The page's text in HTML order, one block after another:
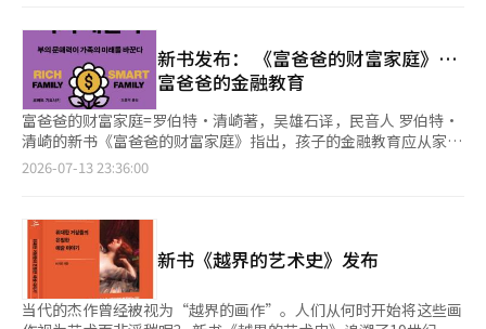
公关协会名誉会长金周浩强调，公关专家们超越了组织宣传，关注
了地方这一公共议题的意义。蓝点AI的金京达董事表示：“地方是
未来需要重新解读和连接的媒体资产。” 与此同时，作者们将于
26日在首尔钟路的朝鲜沙龙举行读书会，分享《地方转型》的主要
内容和创作过程。※ 本报道经人工智能（AI）系统翻译与编辑。
无论是否有人关注，生姜花在时机成熟时依然会绽放，象征着人生
的重生；而月见草和蛾子则提醒我们每一个生命都是珍贵的。此
外，书中提到，像泡好的绿茶一样，静谧中提炼出的语言应当以宽
容的心态相互包容。他呼吁我们像花一样美丽，展现出美好的面
容、表情和心灵，积极地生活在这个世界上。 “在这一生中，或
许会留下痛苦的痕迹，也可能会留下羞愧的印记。或许会留下无法
洗去的怨恨。想到这些可能会堆积成业力，反复轮回，心中不免感
到不安。我们每个人都会留下痕迹吗？当然会。那么，我们会留下
姜出现时=姜宇根等22人著，朴俊等编，创批出版社。 这是一本汇
集了韩国当代诗人最鲜活声音的诗集。为庆祝《创作与批评》创刊
60周年，收录了23位出道不超过10年的诗人的作品，每位诗人各
有两首。作品来自于目前诗坛上最具活力的诗人，如金宝娜、柳善
惠、林裕英、朱敏贤、韩如珍等。朴俊、安熙妍、黄仁灿等诗人及
宋钟元评论家在每篇作品后以“献给下一个读者”的短文，降低了
法，以抵御他人的心理压力。 书中核心论点是“操控是通过条件
而非个人性格来运作的”。 在时间紧迫、关系可能破裂的焦虑、
内疚和责任感、对方的权威、累积的疲惫、没有对话记录的环境，
以及在没有与他人商量的情况下独自做决定的条件交织时，即使是
平时谨慎的人也可能会急于做出判断。 因此，作者指出，仅仅识
别易受操控的性格或将所有对方归类为危险人物并不足以保护自
己。每个人都有判断力减弱的条件，发现并改变这些条件才是首要
任务。 书的前半部分区分了操控与正常的劝说和施压的差异，并
三元组、劝说研究、认知偏见、助推等不同心理学研究被夸大
为“随意操控他人的技术”的问题，强调我们必须摆脱某些言辞可
以操控他人或只需了解对方性格类型就能避免操控的观念。 中间
部分深入探讨人类判断被绕过的过程。基于系统1与系统2、认知负
荷、决策疲劳、时间压力等概念，解释人在充分思考和同意之前为
何会先采取行动。 操控主要触及的五个方面是内疚与责任、社会
新书发布： 《富爸爸的财富家庭》…
富爸爸的金融教育
富爸爸的财富家庭=罗伯特·清崎著，吴雄石译，民音人 罗伯特·
清崎的新书《富爸爸的财富家庭》指出，孩子的金融教育应从家庭
开始。与畅销书《富爸爸穷爸爸》一样，书中对比了亲生父亲“穷
划就越快变为现实。” 一个典型的例子是桌游《大富翁》。作者
回忆起童年时玩这个游戏时，穷爸爸总是说：“别再玩游戏
了。”而富爸爸则将游戏视为学习投资、资产和现金流的教育工
具。因此，作者至今仍鼓励父母和孩子一起玩现金流游戏。 富爸
爸通过购买小房子，逐步扩展财富，提升孩子们的金融素养。他传
2026-07-13 23:36:00
新书《越界的艺术史》发布
当代的杰作曾经被视为“越界的画作”。人们从何时开始将这些画